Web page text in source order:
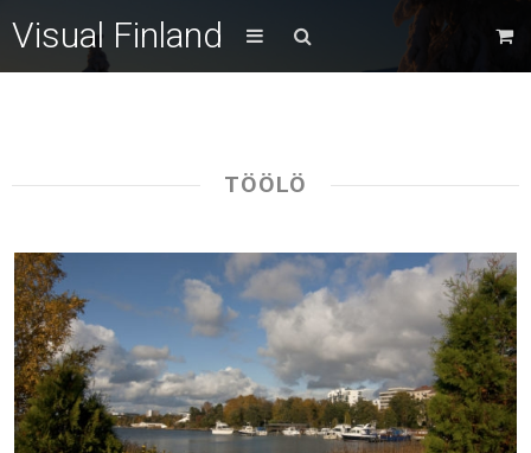
Visual Finland
TÖÖLÖ